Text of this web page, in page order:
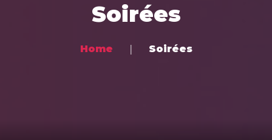
Soirées
Home Soirées